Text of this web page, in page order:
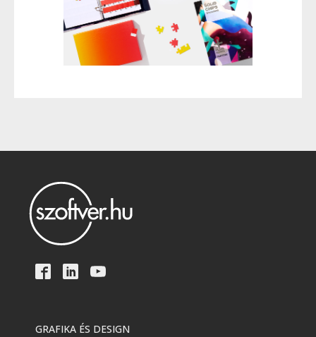
GRAFIKA ÉS DESIGN